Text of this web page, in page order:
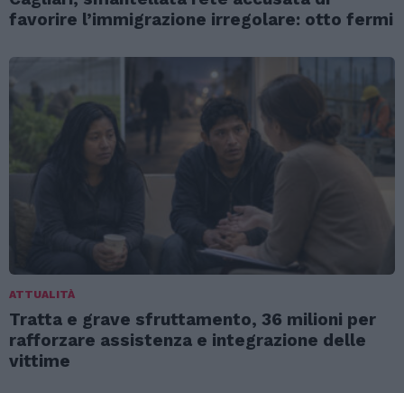
favorire l’immigrazione irregolare: otto fermi
ATTUALITÀ
Tratta e grave sfruttamento, 36 milioni per
rafforzare assistenza e integrazione delle
vittime